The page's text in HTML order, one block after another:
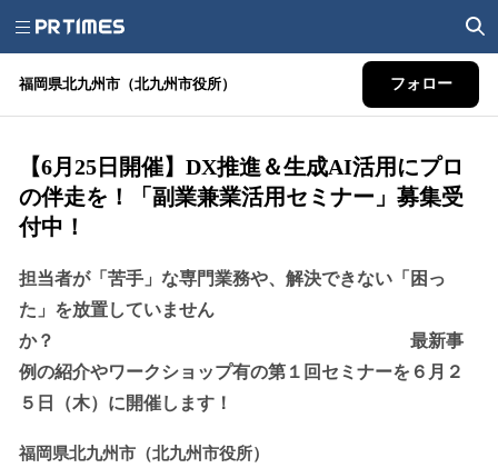
福岡県北九州市（北九州市役所） フォロー
【6月25日開催】DX推進＆生成AI活用にプロ
の伴走を！「副業兼業活用セミナー」募集受
付中！
担当者が「苦手」な専門業務や、解決できない「困っ
た」を放置していません
か？ 最新事
例の紹介やワークショップ有の第１回セミナーを６月２
５日（木）に開催します！
福岡県北九州市（北九州市役所）